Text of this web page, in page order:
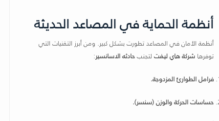
أنظمة الحماية في المصاعد الحديثة
أنظمة الأمان في المصاعد تطورت بشكل كبير. ومن أبرز التقنيات التي
توفرها شركة هاي ليفت لتجنبحادثه الاسانسير:
فرامل الطوارئ المزدوجة.
حساسات الحركة والوزن (سنسر).